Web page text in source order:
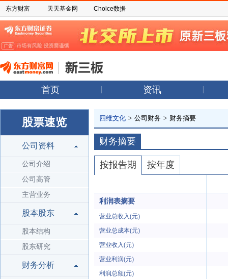
东方财富 天天基金网 Choice数据
首页 资讯
股票速览
公司资料
公司介绍
公司高管
主营业务
股本股东
股本结构
股东研究
财务分析
四维文化 > 公司财务 > 财务摘要
财务摘要
按报告期 按年度
利润表摘要
营业总收入(元)
营业总成本(元)
营业收入(元)
营业利润(元)
利润总额(元)